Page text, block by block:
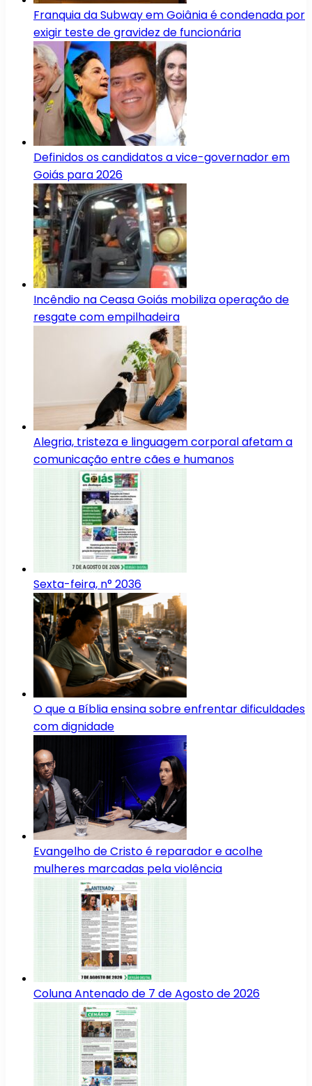
Franquia da Subway em Goiânia é condenada por
exigir teste de gravidez de funcionária
Definidos os candidatos a vice-governador em
Goiás para 2026
Incêndio na Ceasa Goiás mobiliza operação de
resgate com empilhadeira
Alegria, tristeza e linguagem corporal afetam a
comunicação entre cães e humanos
Sexta-feira, n° 2036
O que a Bíblia ensina sobre enfrentar dificuldades
com dignidade
Evangelho de Cristo é reparador e acolhe
mulheres marcadas pela violência
Coluna Antenado de 7 de Agosto de 2026